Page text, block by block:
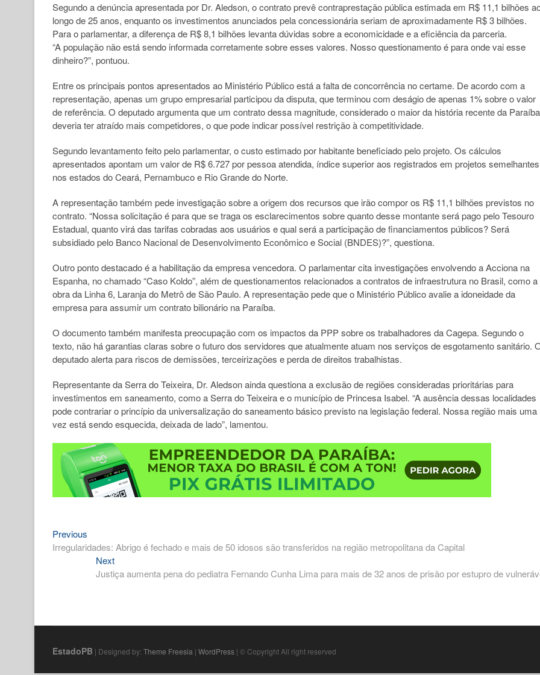
Segundo a denúncia apresentada por Dr. Aledson, o contrato prevê contraprestação pública estimada em R$ 11,1 bilhões
longo de 25 anos, enquanto os investimentos anunciados pela concessionária seriam de aproximadamente R$ 3 bilhões.
Para o parlamentar, a diferença de R$ 8,1 bilhões levanta dúvidas sobre a economicidade e a eficiência da parceria.
“A população não está sendo informada corretamente sobre esses valores. Nosso questionamento é para onde vai esse
dinheiro?”, pontuou.
Entre os principais pontos apresentados ao Ministério Público está a falta de concorrência no certame. De acordo com a
representação, apenas um grupo empresarial participou da disputa, que terminou com deságio de apenas 1% sobre o valor
de referência. O deputado argumenta que um contrato dessa magnitude, considerado o maior da história recente da
deveria ter atraído mais competidores, o que pode indicar possível restrição à competitividade.
Segundo levantamento feito pelo parlamentar, o custo estimado por habitante beneficiado pelo projeto. Os cálculos
apresentados apontam um valor de R$ 6.727 por pessoa atendida, índice superior aos registrados em projetos semelhantes
nos estados do Ceará, Pernambuco e Rio Grande do Norte.
A representação também pede investigação sobre a origem dos recursos que irão compor os R$ 11,1 bilhões previstos no
contrato. “Nossa solicitação é para que se traga os esclarecimentos sobre quanto desse montante será pago pelo Tesouro
Estadual, quanto virá das tarifas cobradas aos usuários e qual será a participação de financiamentos públicos? Será
subsidiado pelo Banco Nacional de Desenvolvimento Econômico e Social (BNDES)?”, questiona.
Outro ponto destacado é a habilitação da empresa vencedora. O parlamentar cita investigações envolvendo a Acciona na
Espanha, no chamado “Caso Koldo”, além de questionamentos relacionados a contratos de infraestrutura no Brasil, como a
obra da Linha 6, Laranja do Metrô de São Paulo. A representação pede que o Ministério Público avalie a idoneidade da
empresa para assumir um contrato bilionário na Paraíba.
O documento também manifesta preocupação com os impactos da PPP sobre os trabalhadores da Cagepa. Segundo o
texto, não há garantias claras sobre o futuro dos servidores que atualmente atuam nos serviços de esgotamento sanitário.
deputado alerta para riscos de demissões, terceirizações e perda de direitos trabalhistas.
Representante da Serra do Teixeira, Dr. Aledson ainda questiona a exclusão de regiões consideradas prioritárias para
investimentos em saneamento, como a Serra do Teixeira e o município de Princesa Isabel. “A ausência dessas localidades
pode contrariar o princípio da universalização do saneamento básico previsto na legislação federal. Nossa região mais uma
vez está sendo esquecida, deixada de lado”, lamentou.
Navegação
de
Previous
post:
Irregularidades: Abrigo é fechado e mais de 50 idosos são transferidos na região metropolitana da Capital
NextNext
post:
Justiça aumenta pena do pediatra Fernando Cunha Lima para mais de 32 anos de prisão por estupro de
EstadoPB | Designed by: Theme Freesia | WordPress | © Copyright All right reserved